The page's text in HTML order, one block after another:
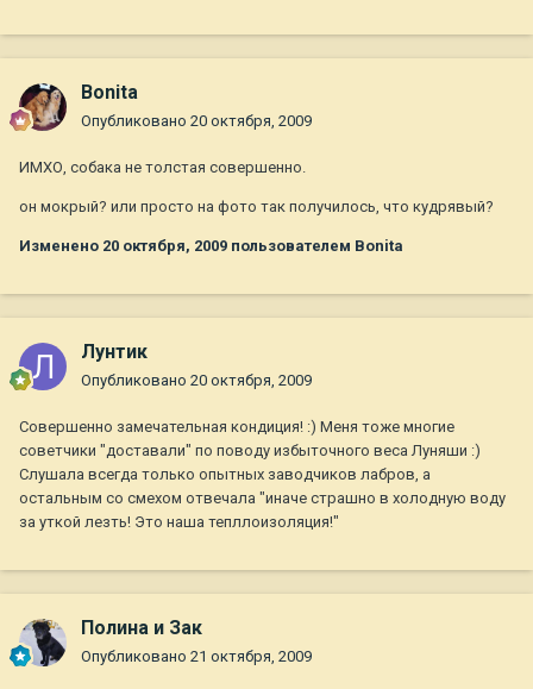
Bonita
Опубликовано 20 октября, 2009
ИМХО, собака не толстая совершенно.
он мокрый? или просто на фото так получилось, что кудрявый?
Изменено 20 октября, 2009 пользователем Bonita
Лунтик
Опубликовано 20 октября, 2009
Совершенно замечательная кондиция! :) Меня тоже многие
советчики "доставали" по поводу избыточного веса Луняши :)
Слушала всегда только опытных заводчиков лабров, а
остальным со смехом отвечала "иначе страшно в холодную воду
за уткой лезть! Это наша тепллоизоляция!"
Полина и Зак
Опубликовано 21 октября, 2009